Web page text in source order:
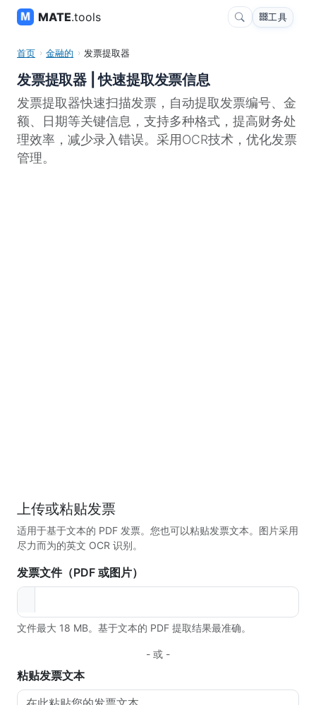
MATE.tools 工具
首页 金融的 发票提取器
发票提取器 | 快速提取发票信息
发票提取器快速扫描发票，自动提取发票编号、金
额、日期等关键信息，支持多种格式，提高财务处
理效率，减少录入错误。采用OCR技术，优化发票
管理。
上传或粘贴发票
适用于基于文本的 PDF 发票。您也可以粘贴发票文本。图片采用
尽力而为的英文 OCR 识别。
发票文件（PDF 或图片）
文件最大 18 MB。基于文本的 PDF 提取结果最准确。
- 或 -
粘贴发票文本